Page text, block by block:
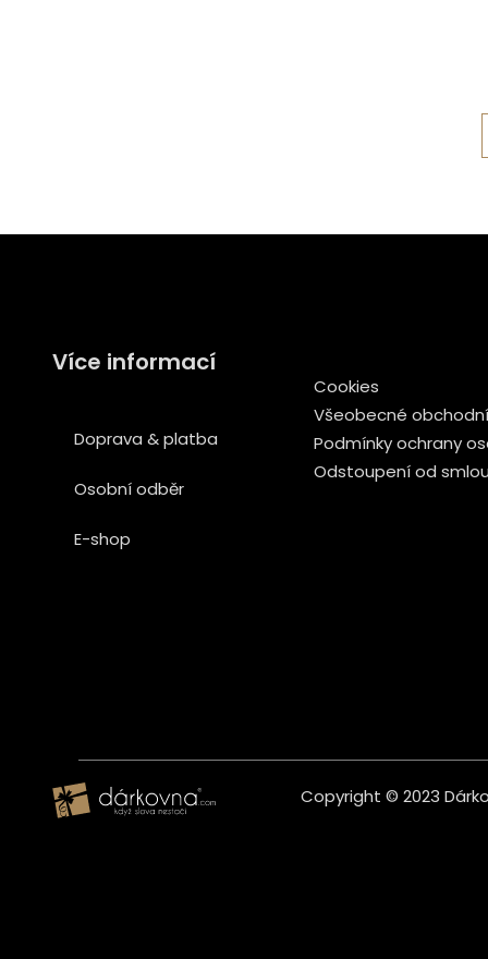
Více informací
Doprava & platba
Osobní odběr
E-shop
Cookies
Všeobecné
Podmínky ochrany
Odstoupení od
Copyright © 2023